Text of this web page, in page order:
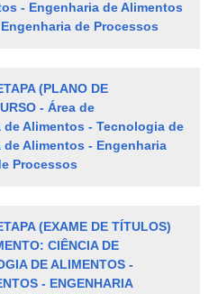
- Engenharia de Alimentos
de Processos
(PLANO DE
- Área de
Alimentos - Tecnologia de
Alimentos - Engenharia
Processos
(EXAME DE TÍTULOS)
CIÊNCIA DE
DE ALIMENTOS -
- ENGENHARIA